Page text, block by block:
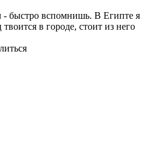
- быстро вспомнишь. В Египте я
в городе, стоит из него